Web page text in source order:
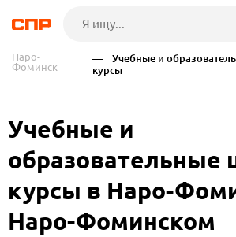
Наро-
Фоминск
— Учебные и
курсы
Учебные и
образовательные
курсы в Наро-
Наро-Фоминском